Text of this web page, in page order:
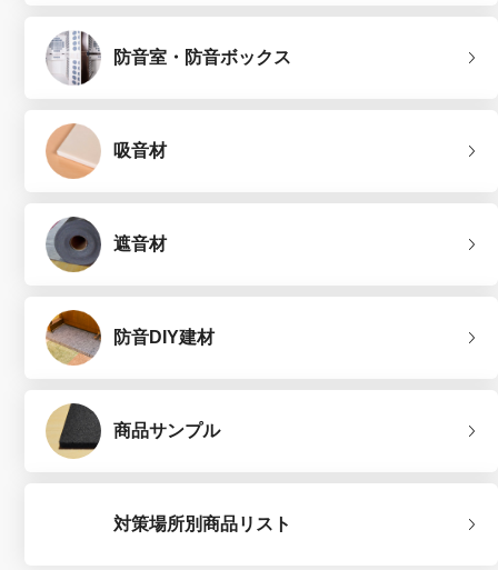
防音室・防音ボックス
吸音材
遮音材
防音DIY建材
商品サンプル
対策場所別商品リスト